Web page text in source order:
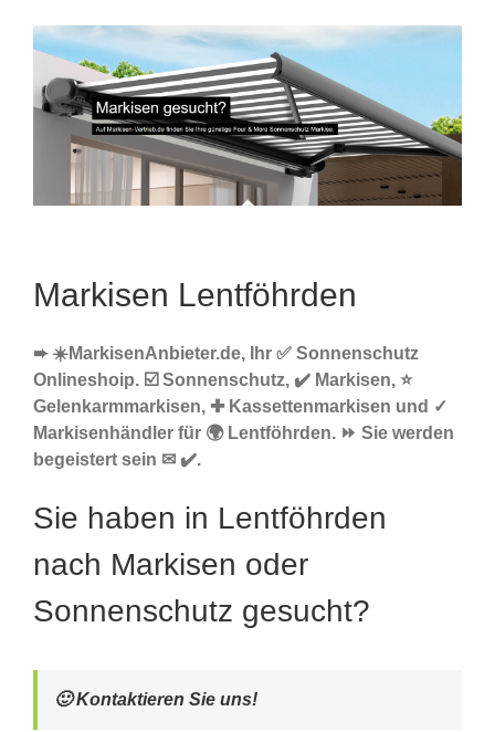
Markisen Lentföhrden
➨ ☀️MarkisenAnbieter.de, Ihr ✅ Sonnenschutz
Onlineshoip. ☑️ Sonnenschutz, ✔️ Markisen, ⭐
Gelenkarmmarkisen, ✚ Kassettenmarkisen und ✓
Markisenhändler für 🌍 Lentföhrden. ⏩ Sie werden
begeistert sein ✉ ✔️.
Sie haben in Lentföhrden
nach Markisen oder
Sonnenschutz gesucht?
🙂 Kontaktieren Sie uns!